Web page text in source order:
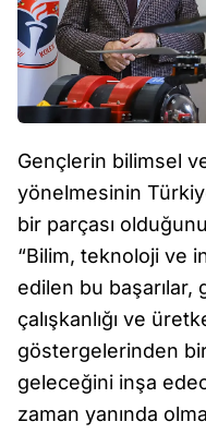
Gençlerin bilimsel
yönelmesinin
bir parçası
“Bilim, teknoloji ve
edilen bu başarılar,
çalışkanlığı ve
göstergelerinden
geleceğini inşa
zaman yanında